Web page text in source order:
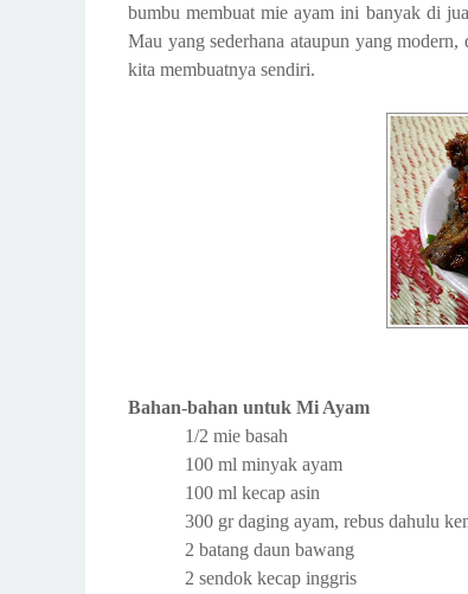
bumbu membuat mie ayam ini banyak di
Mau yang sederhana ataupun yang
kita membuatnya sendiri.
Bahan-bahan untuk Mi Ayam
1/2 mie basah
100 ml minyak ayam
100 ml kecap asin
300 gr daging ayam, rebus dahulu
2 batang daun bawang
2 sendok kecap inggris